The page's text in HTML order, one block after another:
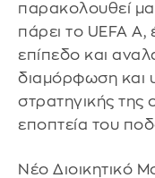
παρακολουθεί
πάρει το UEFA
επίπεδο και
διαμόρφωση και
στρατηγικής της
εποπτεία του
Νέο Διοικητικό